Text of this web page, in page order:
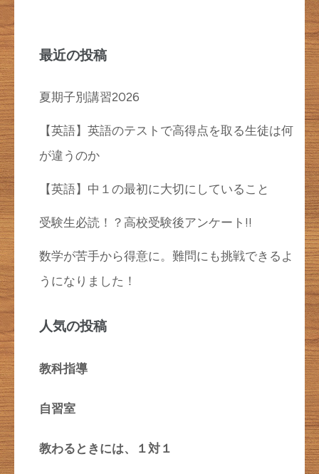
シ
ン
最近の投稿
夏期子別講習2026
【英語】英語のテストで高得点を取る生徒は何
が違うのか
【英語】中１の最初に大切にしていること
受験生必読！？高校受験後アンケート!!
数学が苦手から得意に。難問にも挑戦できるよ
うになりました！
人気の投稿
教科指導
自習室
教わるときには、１対１